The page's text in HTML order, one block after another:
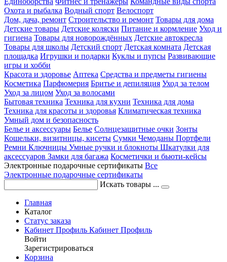
Охота и рыбалка Водный спорт Велоспорт
Дом, дача, ремонт Строительство и ремонт Товары для дома
Детские товары Детские коляски Питание и кормление Уход и
гигиена Товары для новорождённых Детские автокресла
Товары для школы Детский спорт Детская комната Детская
площадка Игрушки и подарки Куклы и пупсы Развивающие
игры и хобби
Красота и здоровье Аптека Средства и предметы гигиены
Косметика Парфюмерия Бритье и депиляция Уход за телом
Уход за лицом Уход за волосами
Бытовая техника Техника для кухни Техника для дома
Техника для красоты и здоровья Климатическая техника
Умный дом и безопасность
Белье и аксессуары Белье Солнцезащитные очки Зонты
Кошельки, визитницы, кисеты Сумки Чемоданы Портфели
Ремни Ключницы Умные ручки и блокноты Шкатулки для
аксессуаров Замки для багажа Косметички и бьюти-кейсы
Электронные подарочные сертификаты Все
Электронные подарочные сертификаты
Искать товары ...
Главная
Каталог
Статус заказа
Кабинет Профиль Кабинет Профиль
Войти
Зарегистрироваться
Корзина